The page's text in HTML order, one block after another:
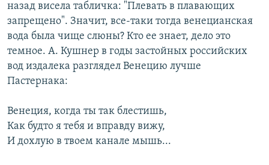
назад висела табличка: "Плевать в плавающих
запрещено". Значит, все-таки тогда венецианская
вода была чище слюны? Кто ее знает, дело это
темное. А. Кушнер в годы застойных российских
вод издалека разглядел Венецию лучше
Пастернака:
Венеция, когда ты так блестишь,
Как будто я тебя и вправду вижу,
И дохлую в твоем канале мышь...